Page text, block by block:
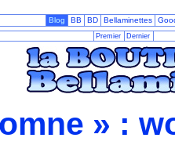
Blog BB BD Bellaminettes
Premier Dernier
» :